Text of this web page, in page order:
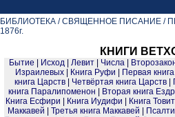
БИБЛИОТЕКА / СВЯЩЕННОЕ ПИСАНИЕ /
1876г.
КНИГИ
Бытие Исход Левит Числа
Израилевых
Книга Руфи
Первая
книга Царств| Четвёртая книга Царств|
книга Паралипоменон
Вторая книга
Книга Есфири
Книга Иудифи
Книга
Маккавей
Третья книга Маккавей